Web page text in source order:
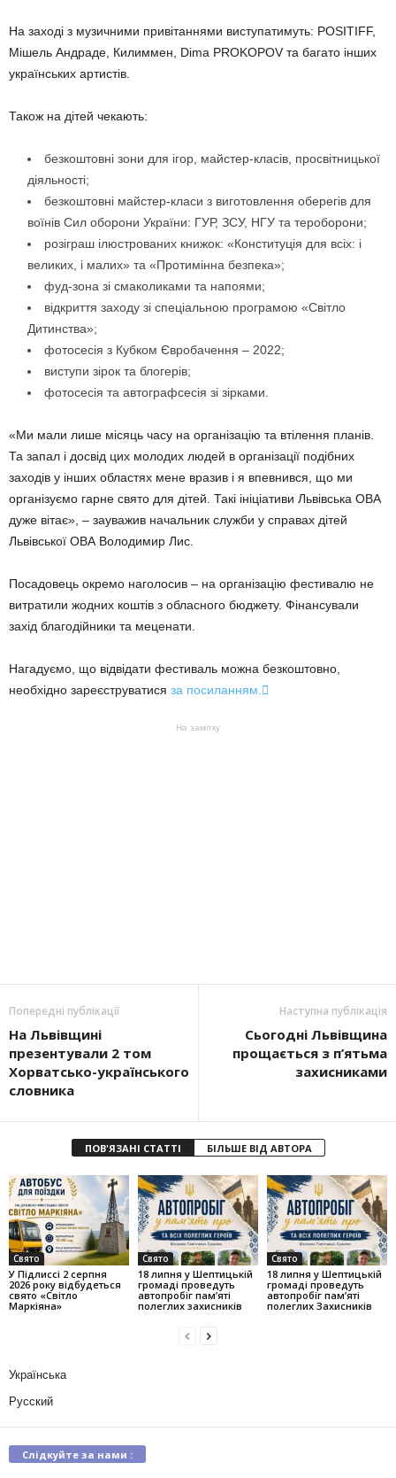
На заході з музичними привітаннями виступатимуть: POSITIFF,
Мішель Андраде, Килиммен, Dima PROKOPOV та багато інших
українських артистів.
Також на дітей чекають:
безкоштовні зони для ігор, майстер-класів, просвітницької
діяльності;
безкоштовні майстер-класи з виготовлення оберегів для
воїнів Сил оборони України: ГУР, ЗСУ, НГУ та тероборони;
розіграш ілюстрованих книжок: «Конституція для всіх: і
великих, і малих» та «Протимінна безпека»;
фуд-зона зі смаколиками та напоями;
відкриття заходу зі спеціальною програмою «Світло
Дитинства»;
фотосесія з Кубком Євробачення – 2022;
виступи зірок та блогерів;
фотосесія та автографсесія зі зірками.
«Ми мали лише місяць часу на організацію та втілення планів.
Та запал і досвід цих молодих людей в організації подібних
заходів у інших областях мене вразив і я впевнився, що ми
організуємо гарне свято для дітей. Такі ініціативи Львівська ОВА
дуже вітає», – зауважив начальник служби у справах дітей
Львівської ОВА Володимир Лис.
Посадовець окремо наголосив – на організацію фестивалю не
витратили жодних коштів з обласного бюджету. Фінансували
захід благодійники та меценати.
Нагадуємо, що відвідати фестиваль можна безкоштовно,
необхідно зареєструватися за посиланням.
На замітку
Попередні публікації
На Львівщині
презентували 2 том
Хорватсько-українського
словника
Наступна публікація
Сьогодні Львівщина
прощається з п’ятьма
захисниками
ПОВ'ЯЗАНІ СТАТТІ БІЛЬШЕ ВІД АВТОРА
Свято
У Підлиссі 2 серпня
2026 року відбудеться
свято «Світло
Маркіяна»
Свято
18 липня у Шептицькій
громаді проведуть
автопробіг пам’яті
полеглих захисників
Свято
18 липня у Шептицькій
громаді проведуть
автопробіг пам’яті
полеглих Захисників
Українська
Русский
Слідкуйте за нами :